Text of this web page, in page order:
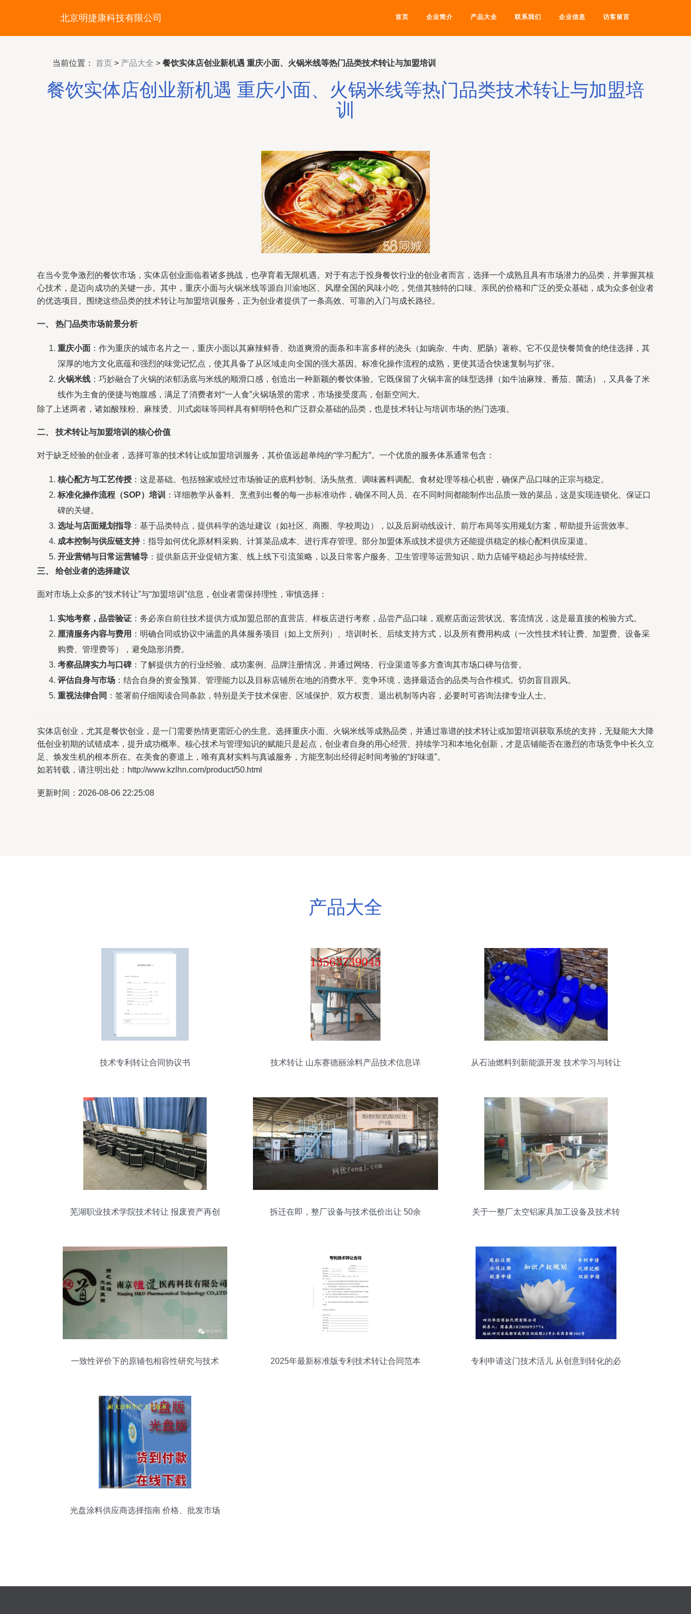
北京明捷康科技有限公司 首页 企业简介 产品大全 联系我们 企业信息 访客留言
当前位置： 首页 > 产品大全 > 餐饮实体店创业新机遇 重庆小面、火锅米线等热门品类技术转让与加盟培训
餐饮实体店创业新机遇 重庆小面、火锅米线等热门品类技术转让与加盟培
训
在当今竞争激烈的餐饮市场，实体店创业面临着诸多挑战，也孕育着无限机遇。对于有志于投身餐饮行业的创业者而言，选择一个成熟且具有市场潜力的品类，并掌握其核
心技术，是迈向成功的关键一步。其中，重庆小面与火锅米线等源自川渝地区、风靡全国的风味小吃，凭借其独特的口味、亲民的价格和广泛的受众基础，成为众多创业者
的优选项目。围绕这些品类的技术转让与加盟培训服务，正为创业者提供了一条高效、可靠的入门与成长路径。
一、 热门品类市场前景分析
重庆小面 ：作为重庆的城市名片之一，重庆小面以其麻辣鲜香、劲道爽滑的面条和丰富多样的浇头（如豌杂、牛肉、肥肠）著称。它不仅是快餐简食的绝佳选择，其
深厚的地方文化底蕴和强烈的味觉记忆点，使其具备了从区域走向全国的强大基因。标准化操作流程的成熟，更使其适合快速复制与扩张。
火锅米线 ：巧妙融合了火锅的浓郁汤底与米线的顺滑口感，创造出一种新颖的餐饮体验。它既保留了火锅丰富的味型选择（如牛油麻辣、番茄、菌汤），又具备了米
线作为主食的便捷与饱腹感，满足了消费者对“一人食”火锅场景的需求，市场接受度高，创新空间大。
除了上述两者，诸如酸辣粉、麻辣烫、川式卤味等同样具有鲜明特色和广泛群众基础的品类，也是技术转让与培训市场的热门选项。
二、 技术转让与加盟培训的核心价值
对于缺乏经验的创业者，选择可靠的技术转让或加盟培训服务，其价值远超单纯的“学习配方”。一个优质的服务体系通常包含：
核心配方与工艺传授 ：这是基础。包括独家或经过市场验证的底料炒制、汤头熬煮、调味酱料调配、食材处理等核心机密，确保产品口味的正宗与稳定。
标准化操作流程（SOP）培训
：详细教学从备料、烹煮到出餐的每一步标准动作，确保不同人员、在不同时间都能制作出品质一致的菜品，这是实现连锁化、保证口
碑的关键。
选址与店面规划指导 ：基于品类特点，提供科学的选址建议（如社区、商圈、学校周边），以及后厨动线设计、前厅布局等实用规划方案，帮助提升运营效率。
成本控制与供应链支持：指导如何优化原材料采购、计算菜品成本、进行库存管理。部分加盟体系或技术提供方还能提供稳定的核心配料供应渠道。
开业营销与日常运营辅导 ：提供新店开业促销方案、线上线下引流策略，以及日常客户服务、卫生管理等运营知识，助力店铺平稳起步与持续经营。
三、 给创业者的选择建议
面对市场上众多的“技术转让”与“加盟培训”信息，创业者需保持理性，审慎选择：
实地考察，品尝验证 ：务必亲自前往技术提供方或加盟总部的直营店、样板店进行考察，品尝产品口味，观察店面运营状况、客流情况，这是最直接的检验方式。
厘清服务内容与费用 ：明确合同或协议中涵盖的具体服务项目（如上文所列）、培训时长、后续支持方式，以及所有费用构成（一次性技术转让费、加盟费、设备采
购费、管理费等），避免隐形消费。
考察品牌实力与口碑：了解提供方的行业经验、成功案例、品牌注册情况，并通过网络、行业渠道等多方查询其市场口碑与信誉。
评估自身与市场 ：结合自身的资金预算、管理能力以及目标店铺所在地的消费水平、竞争环境，选择最适合的品类与合作模式。切勿盲目跟风。
重视法律合同 ：签署前仔细阅读合同条款，特别是关于技术保密、区域保护、双方权责、退出机制等内容，必要时可咨询法律专业人士。
实体店创业，尤其是餐饮创业，是一门需要热情更需匠心的生意。选择重庆小面、火锅米线等成熟品类，并通过靠谱的技术转让或加盟培训获取系统的支持，无疑能大大降
低创业初期的试错成本，提升成功概率。核心技术与管理知识的赋能只是起点，创业者自身的用心经营、持续学习和本地化创新，才是店铺能否在激烈的市场竞争中长久立
足、焕发生机的根本所在。在美食的赛道上，唯有真材实料与真诚服务，方能烹制出经得起时间考验的“好味道”。
如若转载，请注明出处：http://www.kzlhn.com/product/50.html
更新时间：2026-08-06 22:25:08
产品大全
技术专利转让合同协议书
技术转让 山东赛德丽涂料产品技术信息详
从石油燃料到新能源开发 技术学习与转让
芜湖职业技术学院技术转让 报废资产再创
拆迁在即，整厂设备与技术低价出让 50余
关于一整厂太空铝家具加工设备及技术转
一致性评价下的原辅包相容性研究与技术
2025年最新标准版专利技术转让合同范本
专利申请这门技术活儿 从创意到转化的必
光盘涂料供应商选择指南 价格、批发市场